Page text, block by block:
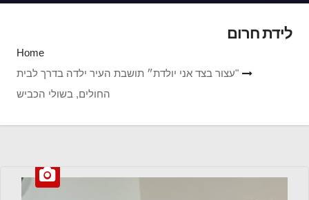
לידת חרום
Home
"עצור בצד אני יולדת״ תושבת העיר ילדה בדרך לבית
החולים, בשולי הכביש